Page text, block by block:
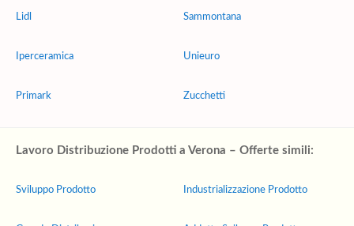
Lidl
Iperceramica
Primark
Sammontana
Unieuro
Zucchetti
Lavoro Distribuzione Prodotti a Verona – Offerte simili:
Sviluppo Prodotto Industrializzazione Prodotto